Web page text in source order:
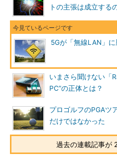
トの主張は成立する
5Gが「無線LAN」
いまさら聞けない「
PC”の正体とは？
プロゴルフのPGAツ
だけではなかった
過去の連載記事が